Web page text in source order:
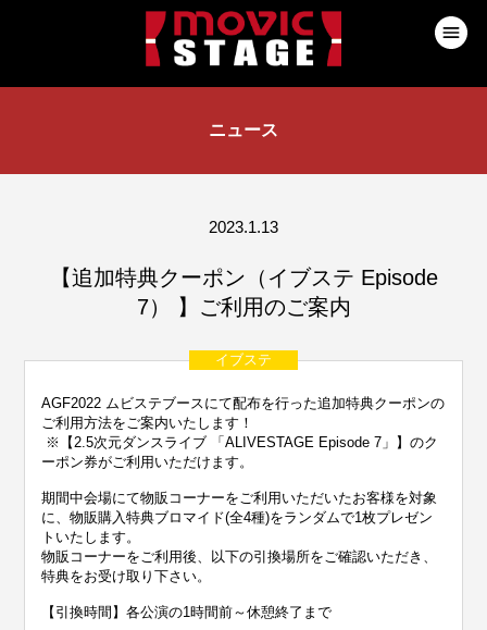
ニュース
2023.1.13
【追加特典クーポン（イブステ Episode
7） 】ご利用のご案内
イブステ
AGF2022 ムビステブースにて配布を行った追加特典クーポンの
ご利用方法をご案内いたします！
※【2.5次元ダンスライブ 「ALIVESTAGE Episode 7」】のク
ーポン券がご利用いただけます。
期間中会場にて物販コーナーをご利用いただいたお客様を対象
に、物販購入特典ブロマイド(全4種)をランダムで1枚プレゼン
トいたします。
物販コーナーをご利用後、以下の引換場所をご確認いただき、
特典をお受け取り下さい。
【引換時間】各公演の1時間前～休憩終了まで